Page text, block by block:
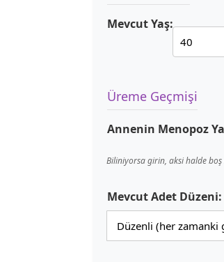
Mevcut Yaş:
Üreme Geçmişi
Annenin Menopoz
Biliniyorsa girin, aksi halde boş
Mevcut Adet Düzeni: